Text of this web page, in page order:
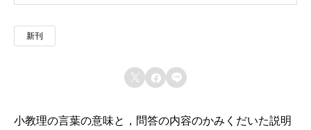
u51fau7248u793e
u642du8f09u6b4cu96c6
以前にこの商品を購入したことのあるログイン済
みのユーザーのみレビューを残すことができま
新刊
  
小教理の言葉の意味と，問答の内容のかみくだいた説明